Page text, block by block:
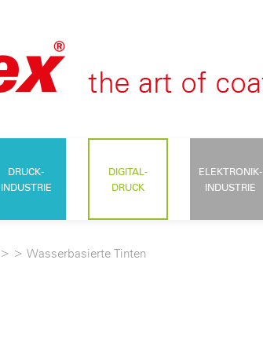
DRUCK-
INDUSTRIE
DIGITAL-
DRUCK
ELEKTRONIK-
INDUSTRIE
> > Wasserbasierte Tinten